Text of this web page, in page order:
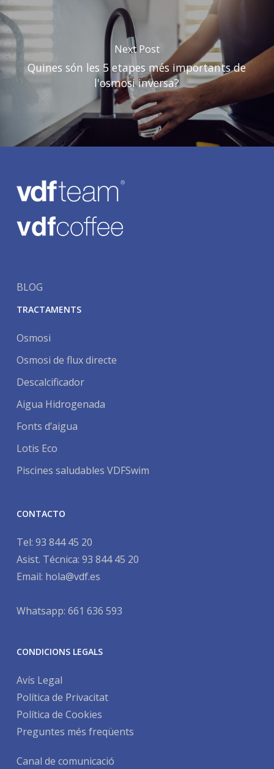
Next Post
Quines són les 5 etapes més importants de
l'osmosi inversa?
BLOG
TRACTAMENTS
Osmosi
Osmosi de flux directe
Descalcificador
Aigua Hidrogenada
Fonts d’aigua
Lotis Eco
Piscines saludables VDFSwim
CONTACTO
Tel: 93 844 45 20
Asist. Técnica: 93 844 45 20
Email: hola@vdf.es
Whatsapp: 661 636 593
CONDICIONS LEGALS
Avís Legal
Política de Privacitat
Política de Cookies
Preguntes més freqüents
Canal de comunicació